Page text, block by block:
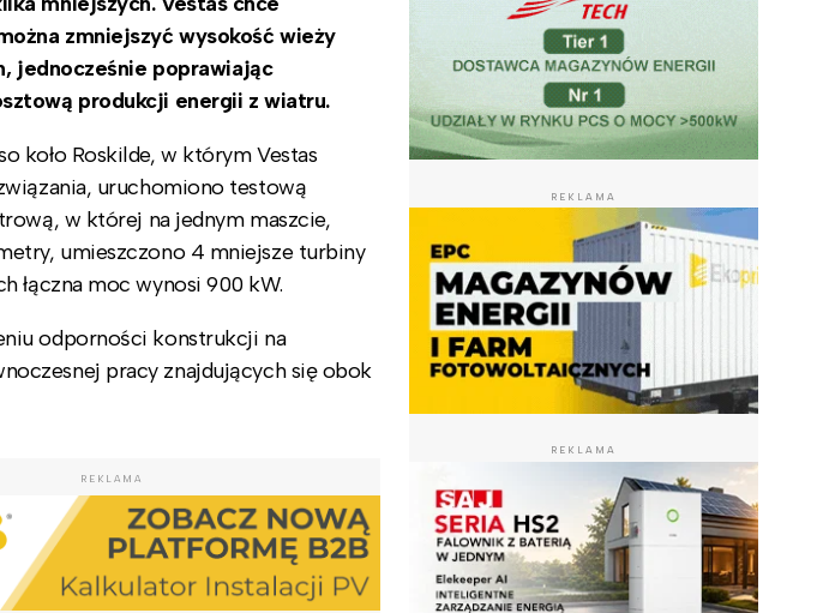
zmniejszyćwysokość wieży
jednocześnie poprawiając
produkcji energii z wiatru.
koło Roskilde, w którym Vestas
uruchomiono testową
w której na jednym maszcie,
umieszczono 4 mniejsze turbiny
łączna moc wynosi 900 kW.
odporności konstrukcji na
pracy znajdujących się obok
REKLAMA
REKLAMA
REKLAMA